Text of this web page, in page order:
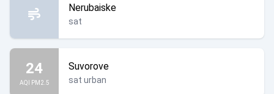
Nerubaiske
sat
24
AQI PM2.5
Suvorove
sat urban